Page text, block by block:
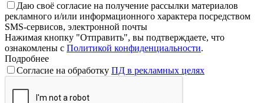
Даю своё согласие на получение рассылки материалов
рекламного и/или информационного характера посредством
SMS-сервисов, электронной почты
Нажимая кнопку "Отправить", вы подтверждаете, что
ознакомлены с Политикой конфиденциальности.
Подробнее
Согласие на обработку ПД в рекламных целях